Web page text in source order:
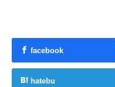
facebook
hatebu